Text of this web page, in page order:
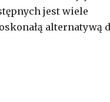
jest wiele
alternatywą